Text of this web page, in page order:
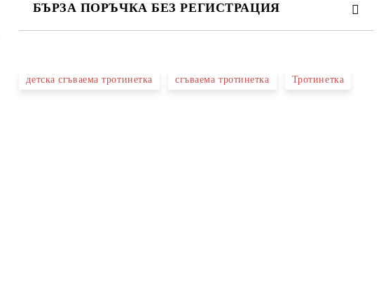
БЪРЗА ПОРЪЧКА БЕЗ РЕГИСТРАЦИЯ
Ние ще се свържем с вас в рамките на работния ден.
детска сгъваема тротинетка сгъваема тротинетка Тротинетка